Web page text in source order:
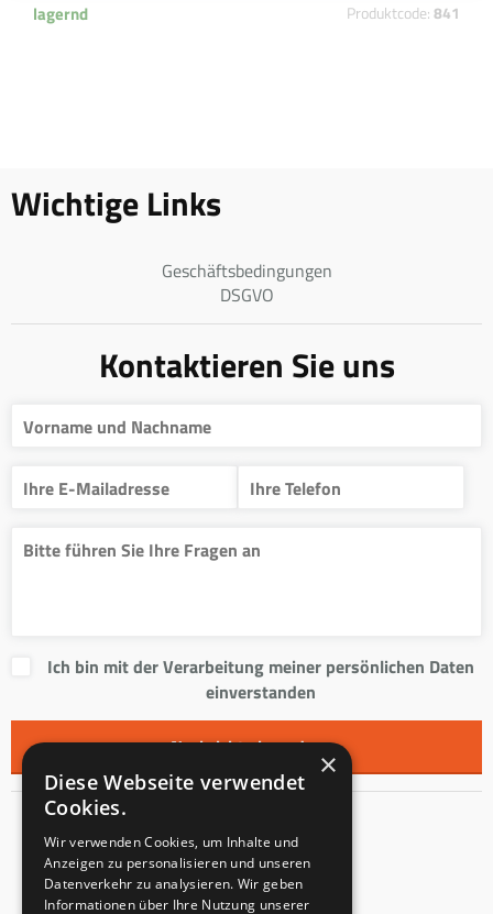
lagernd Produktcode: 841
Wichtige Links
Geschäftsbedingungen
DSGVO
Kontaktieren Sie uns
Ich bin mit der Verarbeitung meiner persönlichen Daten
einverstanden
Kontakt
Innentreppen s.r.o.
Mladoňovice 65
×
Diese Webseite verwendet
Cookies.
Wir verwenden Cookies, um Inhalte und
Anzeigen zu personalisieren und unseren
Datenverkehr zu analysieren. Wir geben
Informationen über Ihre Nutzung unserer